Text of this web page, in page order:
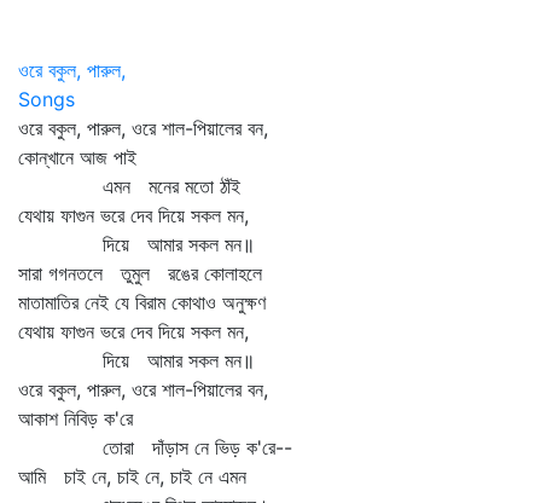
ওরে বকুল, পারুল,
Songs
ওরে বকুল, পারুল, ওরে শাল-পিয়ালের বন,
কোন্‌খানে আজ পাই
এমন মনের মতো ঠাঁই
যেথায় ফাগুন ভরে দেব দিয়ে সকল মন,
দিয়ে আমার সকল মন॥
সারা গগনতলে তুমুল রঙের কোলাহলে
মাতামাতির নেই যে বিরাম কোথাও অনুক্ষণ
যেথায় ফাগুন ভরে দেব দিয়ে সকল মন,
দিয়ে আমার সকল মন॥
ওরে বকুল, পারুল, ওরে শাল-পিয়ালের বন,
আকাশ নিবিড় ক'রে
তোরা দাঁড়াস নে ভিড় ক'রে--
আমি চাই নে, চাই নে, চাই নে এমন